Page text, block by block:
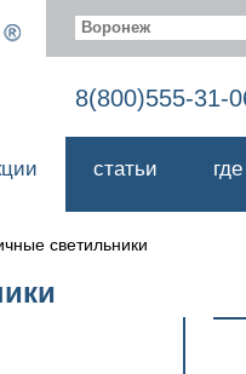
Воронеж
8(800)555-31-
статьи
светильники